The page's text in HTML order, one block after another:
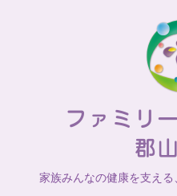
家族みんなの健康を支える